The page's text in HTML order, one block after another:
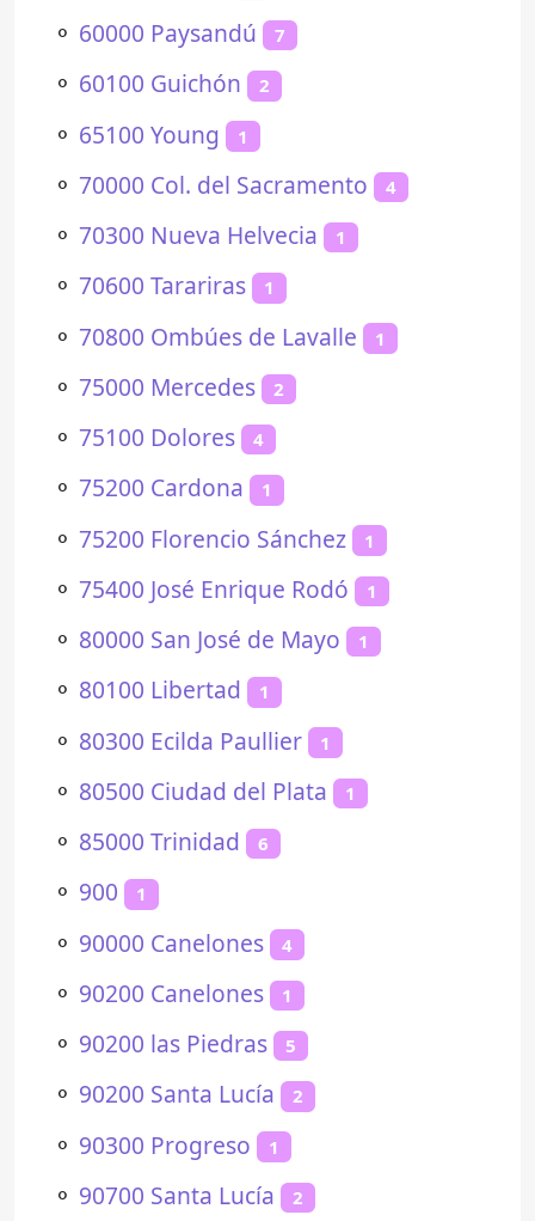
⚬ 60000 Paysandú 7
⚬ 60100 Guichón 2
⚬ 65100 Young 1
⚬ 70000 Col. del Sacramento 4
⚬ 70300 Nueva Helvecia 1
⚬ 70600 Tarariras 1
⚬ 70800 Ombúes de Lavalle 1
⚬ 75000 Mercedes 2
⚬ 75100 Dolores 4
⚬ 75200 Cardona 1
⚬ 75200 Florencio Sánchez 1
⚬ 75400 José Enrique Rodó 1
⚬ 80000 San José de Mayo 1
⚬ 80100 Libertad 1
⚬ 80300 Ecilda Paullier 1
⚬ 80500 Ciudad del Plata 1
⚬ 85000 Trinidad 6
⚬ 900 1
⚬ 90000 Canelones 4
⚬ 90200 Canelones 1
⚬ 90200 las Piedras 5
⚬ 90200 Santa Lucía 2
⚬ 90300 Progreso 1
⚬ 90700 Santa Lucía 2